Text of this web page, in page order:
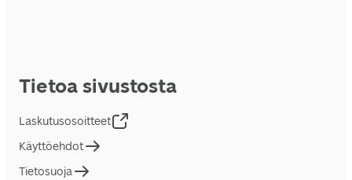
Tietoa sivustosta
Laskutusosoitteet
Käyttöehdot
Tietosuoja